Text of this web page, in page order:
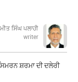
ਸਿੰਘ ਪਲਾਹੀ
writer
ਸ਼ਰਮਾ ਦੀ ਦਲੇਰੀ